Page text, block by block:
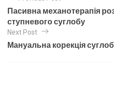
Пасивна механотерапія
ступневого суглобу
Next Post
Мануальна корекція